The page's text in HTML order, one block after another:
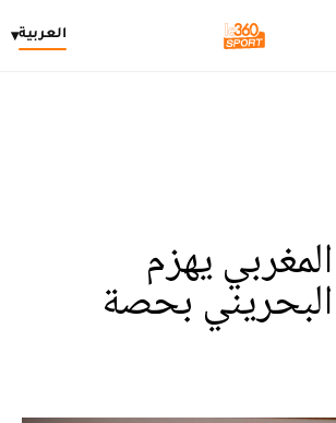
العربية▾
يهزم
بحصة